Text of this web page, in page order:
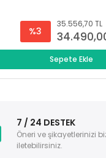
%3
35.556,70 TL
Sepete Ekle
7 / 24 DESTEK
Öneri ve şikayetlerinizi
iletebilirsiniz.